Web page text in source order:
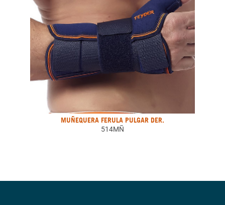
MUÑEQUERA FERULA PULGAR DER.
514MÑ